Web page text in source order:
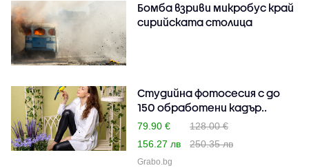
Бомба взриви микробус край
сирийската столица
Студийна фотосесия с до
150 обработени кадър..
79.90 €
128.00 €
156.27 лв
250.35 лв
Grabo.bg